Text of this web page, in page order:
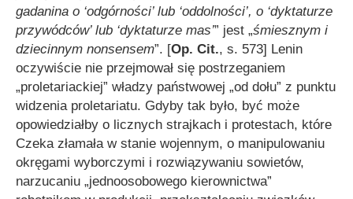
gadanina o ‘odgórności’ lub ‘oddolności’, o ‘dyktaturze
przywódców’ lub ‘dyktaturze mas’” jest „śmiesznym i
dziecinnym nonsensem”. [Op. Cit., s. 573] Lenin
oczywiście nie przejmował się postrzeganiem
„proletariackiej” władzy państwowej „od dołu” z punktu
widzenia proletariatu. Gdyby tak było, być może
opowiedziałby o licznych strajkach i protestach, które
Czeka złamała w stanie wojennym, o manipulowaniu
okręgami wyborczymi i rozwiązywaniu sowietów,
narzucaniu „jednoosobowego kierownictwa”